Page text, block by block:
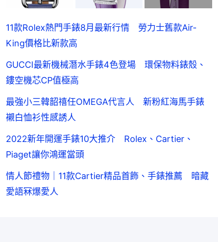
11款Rolex熱門手錶8月最新行情 勞力士舊款Air-
King價格比新款高
GUCCI最新機械潛水手錶4色登場 環保物料錶殼、
鏤空機芯CP值極高
最強小三韓韶禧任OMEGA代言人 新粉紅海馬手錶
襯白恤衫性感誘人
2022新年開運手錶10大推介 Rolex、Cartier、
Piaget讓你鴻運當頭
情人節禮物｜11款Cartier精品首飾、手錶推薦 暗藏
愛語冧爆愛人